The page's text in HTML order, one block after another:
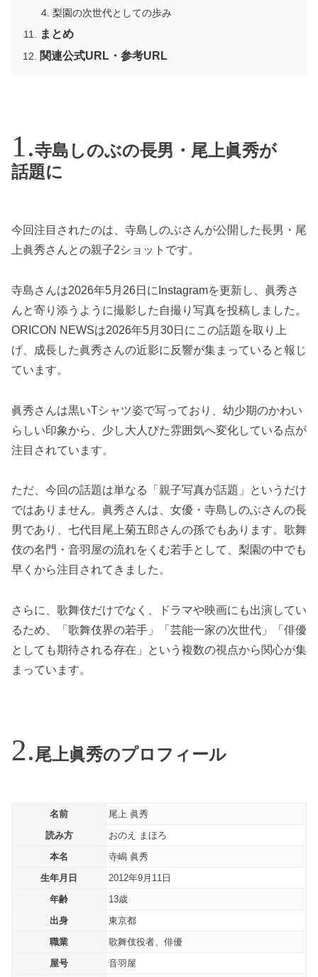
梨園の次世代としての歩み
まとめ
関連公式URL・参考URL
寺島しのぶの長男・尾上眞秀が
話題に
今回注目されたのは、寺島しのぶさんが公開した長男・尾
上眞秀さんとの親子2ショットです。
寺島さんは2026年5月26日にInstagramを更新し、眞秀さ
んと寄り添うように撮影した自撮り写真を投稿しました。
ORICON NEWSは2026年5月30日にこの話題を取り上
げ、成長した眞秀さんの近影に反響が集まっていると報じ
ています。
眞秀さんは黒いTシャツ姿で写っており、幼少期のかわい
らしい印象から、少し大人びた雰囲気へ変化している点が
注目されています。
ただ、今回の話題は単なる「親子写真が話題」というだけ
ではありません。眞秀さんは、女優・寺島しのぶさんの長
男であり、七代目尾上菊五郎さんの孫でもあります。歌舞
伎の名門・音羽屋の流れをくむ若手として、梨園の中でも
早くから注目されてきました。
さらに、歌舞伎だけでなく、ドラマや映画にも出演してい
るため、「歌舞伎界の若手」「芸能一家の次世代」「俳優
としても期待される存在」という複数の視点から関心が集
まっています。
尾上眞秀のプロフィール
名前
尾上 眞秀
読み方
おのえ まほろ
本名
寺嶋 眞秀
生年月日
2012年9月11日
年齢
13歳
出身
東京都
職業
歌舞伎役者、俳優
屋号
音羽屋